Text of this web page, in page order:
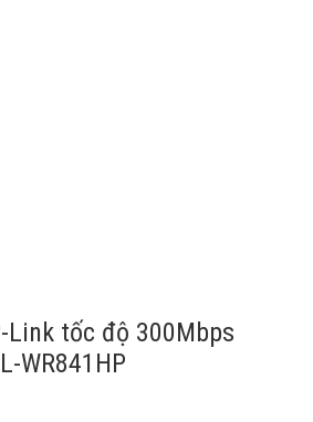
Link tốc độ 300Mbps
WR841HP